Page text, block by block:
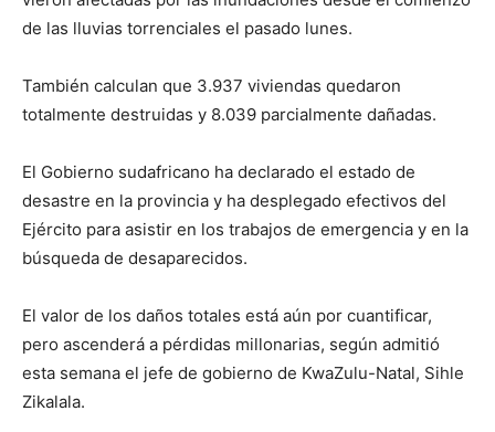
de las lluvias torrenciales el pasado lunes.
También calculan que 3.937 viviendas quedaron
totalmente destruidas y 8.039 parcialmente dañadas.
El Gobierno sudafricano ha declarado el estado de
desastre en la provincia y ha desplegado efectivos del
Ejército para asistir en los trabajos de emergencia y en la
búsqueda de desaparecidos.
El valor de los daños totales está aún por cuantificar,
pero ascenderá a pérdidas millonarias, según admitió
esta semana el jefe de gobierno de KwaZulu-Natal, Sihle
Zikalala.